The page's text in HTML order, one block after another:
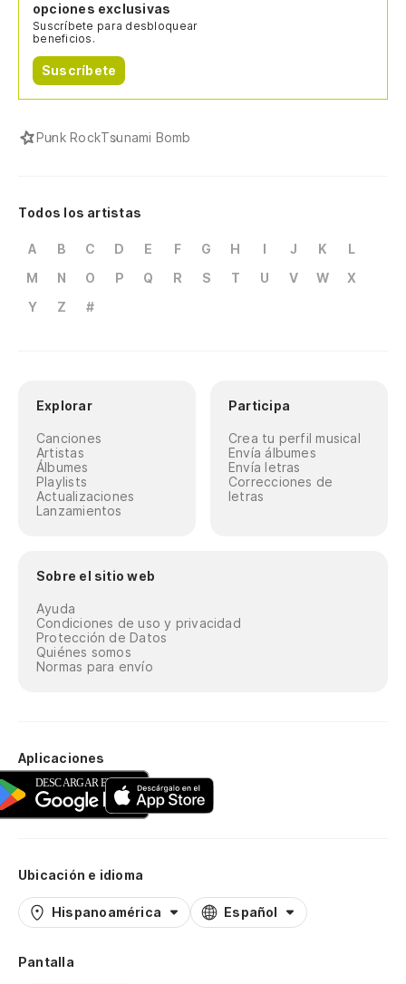
opciones exclusivas
Suscríbete para desbloquear
beneficios.
Suscríbete
Punk RockTsunami Bomb
Todos los artistas
A B C D E F G H I J K
L
M
N O P Q R S T U V W
X
Y
Z #
Explorar
Canciones
Artistas
Álbumes
Playlists
Actualizaciones
Lanzamientos
Participa
Crea tu perfil musical
Envía álbumes
Envía letras
Correcciones de
letras
Sobre el sitio web
Ayuda
Condiciones de uso y privacidad
Protección de Datos
Quiénes somos
Normas para envío
Aplicaciones
Ubicación e idioma
Hispanoamérica Español
Pantalla